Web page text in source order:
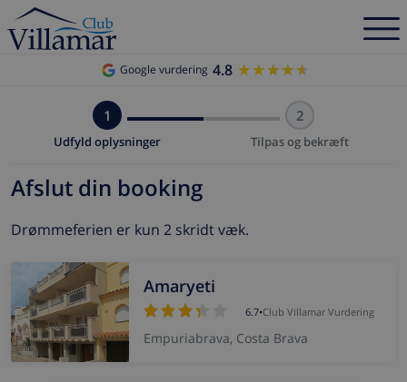
Google vurdering 4.8 ★★★★★
★★★★★
1
Udfyld oplysninger
2
Tilpas og bekræft
Afslut din booking
Drømmeferien er kun 2 skridt væk.
Amaryeti
6.7•Club Villamar Vurdering
Empuriabrava, Costa Brava